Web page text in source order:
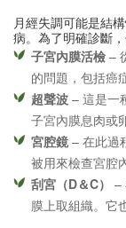
月經失調可能是結
病。為了明確診斷
子宮內膜活檢 –
的問題，包括癌症
超聲波 – 這是一
子宮內膜息肉或
宮腔鏡 – 在此過
被用來檢查宮腔
刮宮（D＆C） –
膜上取組織。它